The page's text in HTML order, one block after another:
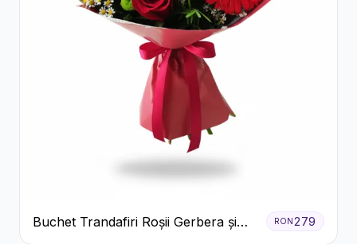
Buchet Trandafiri Roșii Gerbera și
RON279